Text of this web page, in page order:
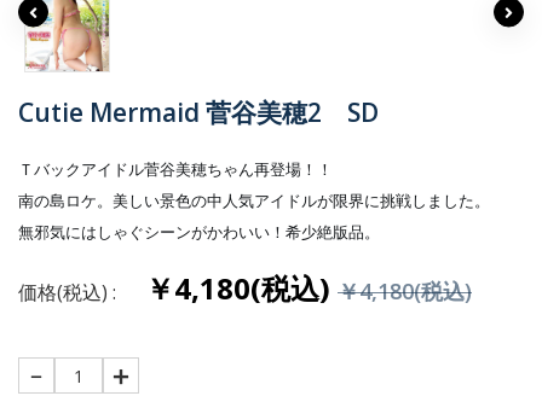
Cutie Mermaid 菅谷美穂2 SD
Ｔバックアイドル菅谷美穂ちゃん再登場！！
南の島ロケ。美しい景色の中人気アイドルが限界に挑戦しました。
無邪気にはしゃぐシーンがかわいい！希少絶版品。
価格(税込) : ￥4,180(税込) ￥4,180(税込)
1